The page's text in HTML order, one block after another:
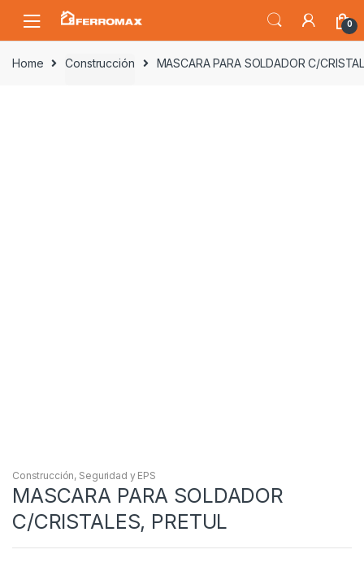
la
navegación
contenido
0
Home Construcción MASCARA PARA SOLDADOR C/
Construcción, Seguridad y EPS
MASCARA PARA SOLDADOR
C/CRISTALES, PRETUL